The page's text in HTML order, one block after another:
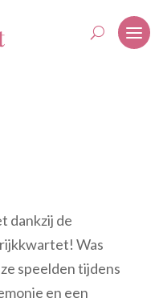
dankzij de
Was
speelden tijdens
en een